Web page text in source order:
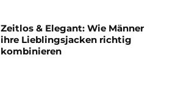
Zeitlos & Elegant: Wie Männer
ihre Lieblingsjacken richtig
kombinieren